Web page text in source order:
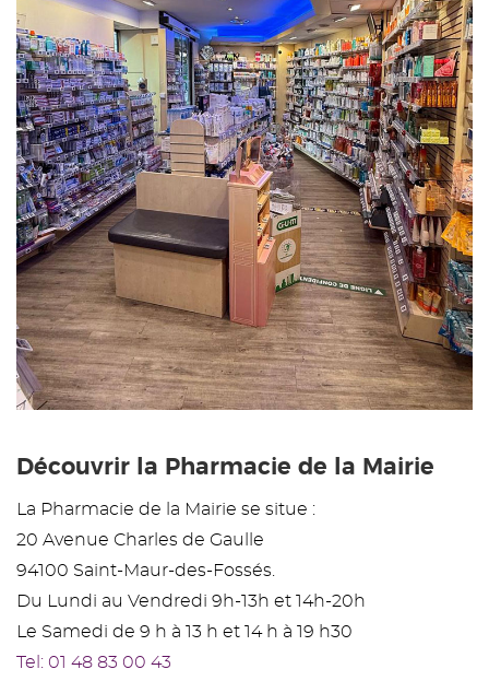
Découvrir la Pharmacie de la Mairie
La Pharmacie de la Mairie se situe :
20 Avenue Charles de Gaulle
94100 Saint-Maur-des-Fossés.
Du Lundi au Vendredi 9h-13h et 14h-20h
Le Samedi de 9 h à 13 h et 14 h à 19 h30
Tel: 01 48 83 00 43